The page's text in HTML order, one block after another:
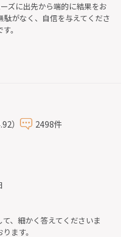
ズに出先から端的に結果をお
がなく、自信を与えてくださ
。
） 2498件
、細かく答えてくださいま
ます。